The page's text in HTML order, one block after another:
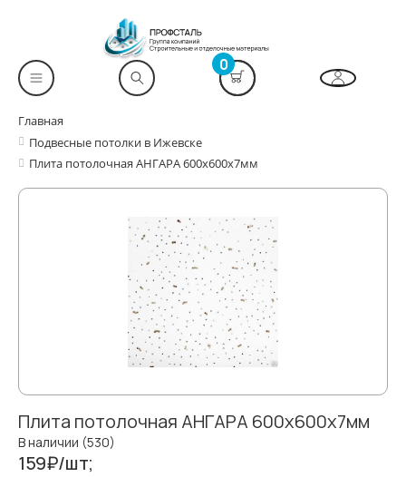
0
Главная
Подвесные потолки в Ижевске
Плита потолочная АНГАРА 600х600х7мм
Плита потолочная АНГАРА 600х600х7мм
В наличии (530)
159₽/шт;